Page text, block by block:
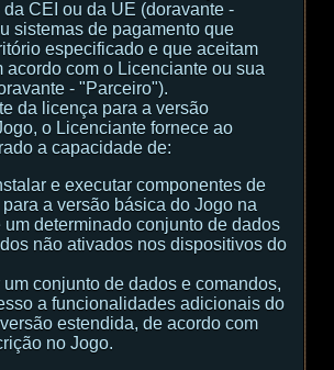
CEI ou da UE (doravante -
sistemas de pagamento que
especificado e que aceitam
acordo com o Licenciante ou sua
- "Parceiro").
da licença para a versão
o Licenciante fornece ao
a capacidade de:
e executar componentes de
a versão básica do Jogo na
um determinado conjunto de dados
não ativados nos dispositivos do
um conjunto de dados e comandos,
a funcionalidades adicionais do
estendida, de acordo com
no Jogo.